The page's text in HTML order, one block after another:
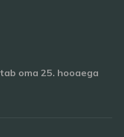
oma 25. hooaega